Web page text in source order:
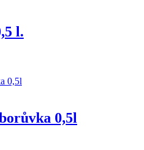
l.
0,5l